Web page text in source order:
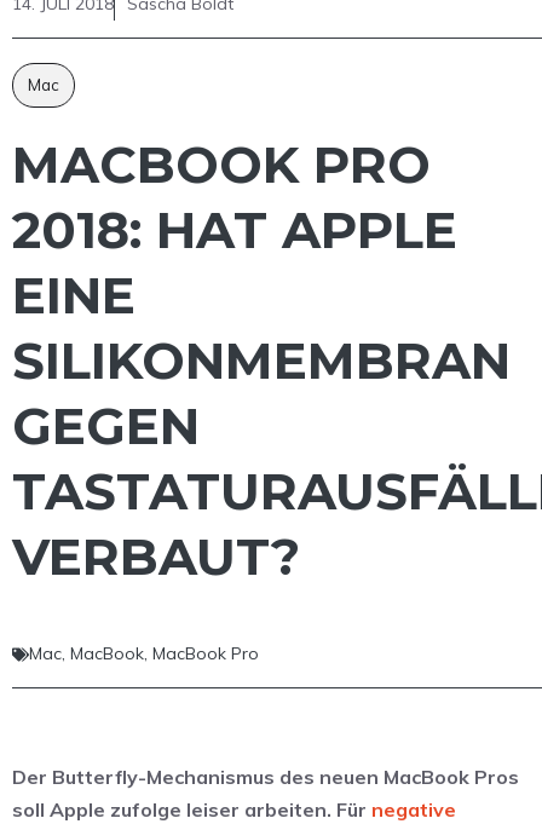
Mac
MACBOOK PRO
2018: HAT APPLE
EINE
SILIKONMEMBRAN
GEGEN
VERBAUT?
Mac, MacBook, MacBook Pro
Der Butterfly-Mechanismus des neuen MacBook Pros
soll Apple zufolge leiser arbeiten. Für negative